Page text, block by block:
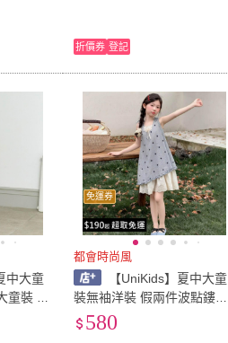
折價券 登記
中大童
裝 C
免運券
都會時尚風
【UniKids】夏中大童
裝無袖洋裝 假兩件波點鏤空
拼接連身裙 女大童裝 CVLW
580